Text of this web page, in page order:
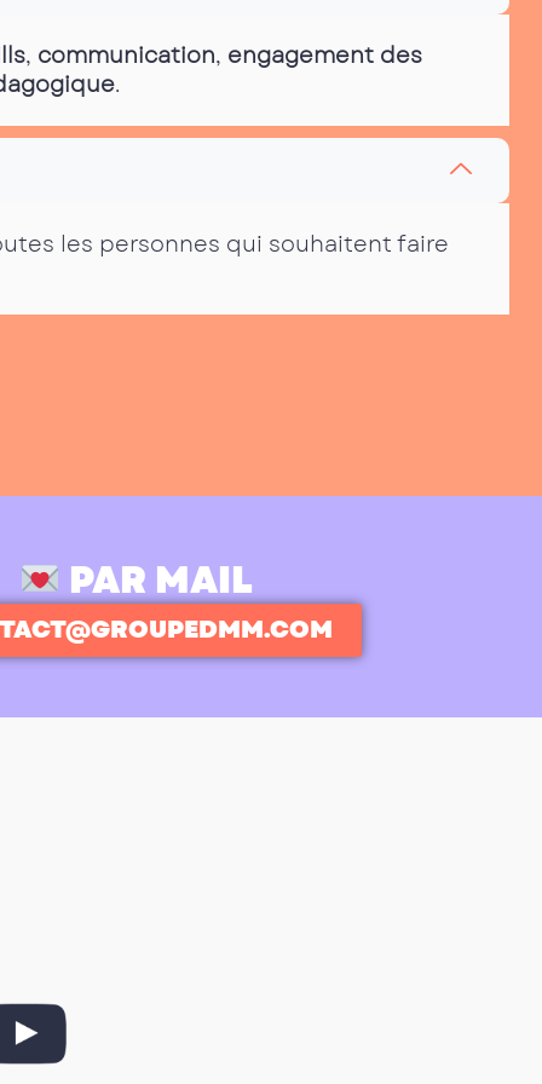
, communication, engagement des
.
les personnes qui souhaitent faire
PAR MAIL